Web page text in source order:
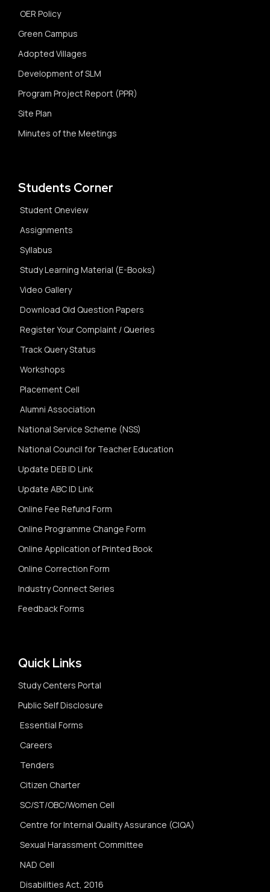
OER Policy
Green Campus
Adopted Villages
Development of SLM
Program Project Report (PPR)
Site Plan
Minutes of the Meetings
Students Corner
Student Oneview
Assignments
Syllabus
Study Learning Material (E-Books)
Video Gallery
Download Old Question Papers
Register Your Complaint / Queries
Track Query Status
Workshops
Placement Cell
Alumni Association
National Service Scheme (NSS)
National Council for Teacher Education
Update DEB ID Link
Update ABC ID Link
Online Fee Refund Form
Online Programme Change Form
Online Application of Printed Book
Online Correction Form
Industry Connect Series
Feedback Forms
Quick Links
Study Centers Portal
Public Self Disclosure
Essential Forms
Careers
Tenders
Citizen Charter
SC/ST/OBC/Women Cell
Centre for Internal Quality Assurance (CIQA)
Sexual Harassment Committee
NAD Cell
Disabilities Act, 2016